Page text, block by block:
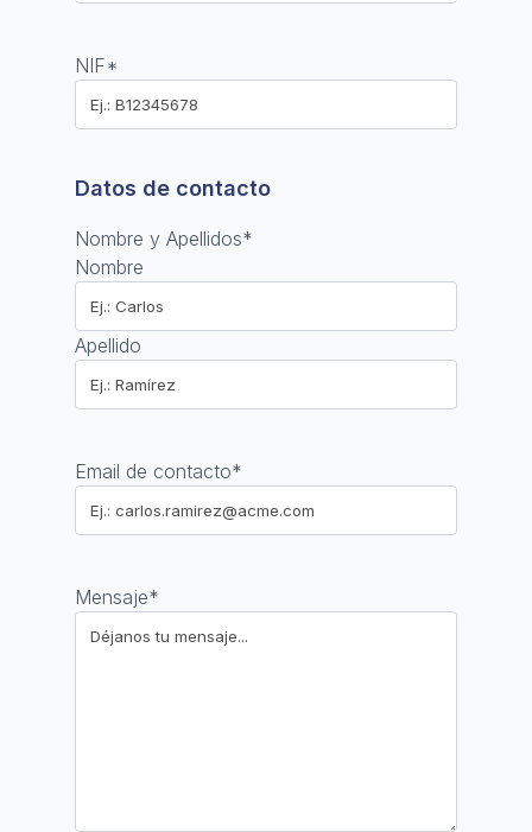
NIF*
Datos de contacto
Nombre y Apellidos*
Nombre
Apellido
Email de contacto*
Mensaje*